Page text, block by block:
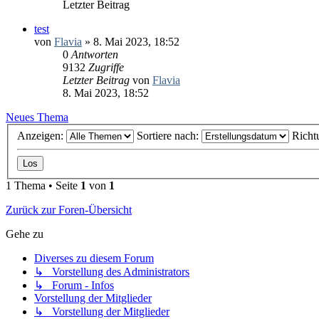
Letzter Beitrag
test
von Flavia » 8. Mai 2023, 18:52
0 Antworten
9132 Zugriffe
Letzter Beitrag von Flavia
8. Mai 2023, 18:52
Neues Thema
Anzeigen:
Sortiere nach:
1 Thema • Seite 1 von 1
Zurück zur Foren-Übersicht
Gehe zu
Diverses zu diesem Forum
↳ Vorstellung des Administrators
↳ Forum - Infos
Vorstellung der Mitglieder
↳ Vorstellung der Mitglieder